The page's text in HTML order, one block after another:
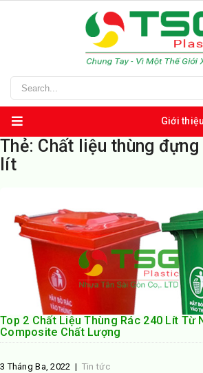
Giới thiệu
Thẻ: Chất liệu thùng
lít
Top 2 Chất Liệu Thùng Rác 240 Lít Từ
Composite Chất Lượng
3 Tháng Ba, 2022 | Tin tức